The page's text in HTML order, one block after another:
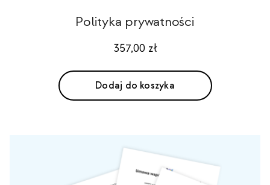
Polityka prywatności
357,00 zł
Dodaj do koszyka